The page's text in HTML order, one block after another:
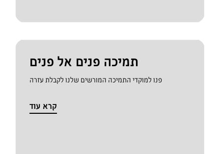
תמיכה פנים אל פנים
פנו למוקדי התמיכה המורשים שלנו לקבלת עזרה
קרא עוד